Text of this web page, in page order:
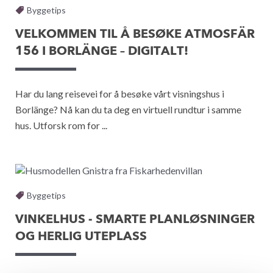
Byggetips
VELKOMMEN TIL Å BESØKE ATMOSFÄR
156 I BORLÄNGE – DIGITALT!
Har du lang reisevei for å besøke vårt visningshus i
Borlänge? Nå kan du ta deg en virtuell rundtur i samme
hus. Utforsk rom for ...
Byggetips
VINKELHUS - SMARTE PLANLØSNINGER
OG HERLIG UTEPLASS